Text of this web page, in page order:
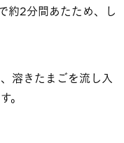
約2分間あたため、し
溶きたまごを流し入
。